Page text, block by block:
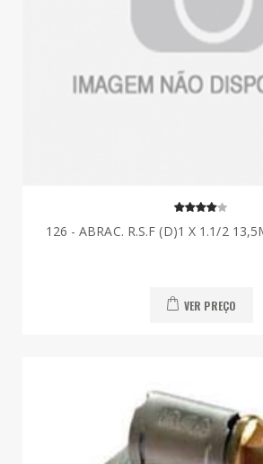
126 - ABRAC. R.S.F (D)1 X 1.1/2
VER PREÇO